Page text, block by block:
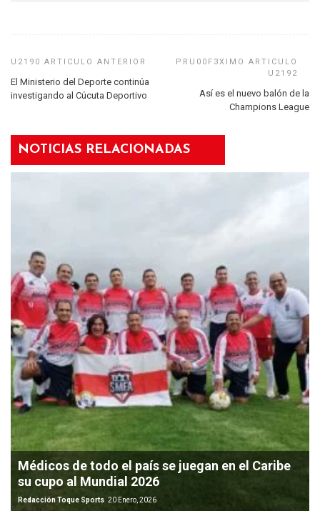
El Ministerio del Deporte continúa
investigando al Cúcuta Deportivo
Así es el nuevo balón de la
Champions League
NOTICIAS RELACIONADAS
Médicos de todo el país se juegan en el Caribe
su cupo al Mundial 2026
Redacción Toque Sports 20 Enero, 2026